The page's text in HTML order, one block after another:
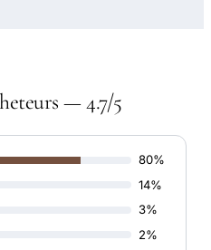
— 4.7/5
80%
14%
3%
2%